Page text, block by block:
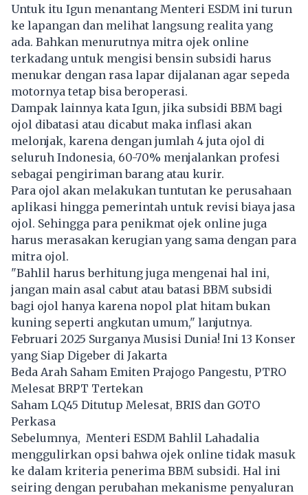
Untuk itu Igun menantang Menteri ESDM ini turun
ke lapangan dan melihat langsung realita yang
ada. Bahkan menurutnya mitra ojek online
terkadang untuk mengisi bensin subsidi harus
menukar dengan rasa lapar dijalanan agar sepeda
motornya tetap bisa beroperasi.
Dampak lainnya kata Igun, jika subsidi BBM bagi
ojol dibatasi atau dicabut maka inflasi akan
melonjak, karena dengan jumlah 4 juta ojol di
seluruh Indonesia, 60-70% menjalankan profesi
sebagai pengiriman barang atau kurir.
Para ojol akan melakukan tuntutan ke perusahaan
aplikasi hingga pemerintah untuk revisi biaya jasa
ojol. Sehingga para penikmat ojek online juga
harus merasakan kerugian yang sama dengan para
mitra ojol.
"Bahlil harus berhitung juga mengenai hal ini,
jangan main asal cabut atau batasi BBM subsidi
bagi ojol hanya karena nopol plat hitam bukan
kuning seperti angkutan umum," lanjutnya.
Februari 2025 Surganya Musisi Dunia! Ini 13 Konser
yang Siap Digeber di Jakarta
Beda Arah Saham Emiten Prajogo Pangestu, PTRO
Melesat BRPT Tertekan
Saham LQ45 Ditutup Melesat, BRIS dan GOTO
Perkasa
Sebelumnya, Menteri ESDM Bahlil Lahadalia
menggulirkan opsi bahwa ojek online tidak masuk
ke dalam kriteria penerima BBM subsidi. Hal ini
seiring dengan perubahan mekanisme penyaluran